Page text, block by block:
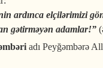
ardınca elçilərimizi
gətirməyən adamlar!”
adı Peyğəmbərə